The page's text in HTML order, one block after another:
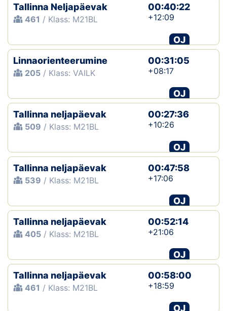
Tallinna Neljapäevak
461 / Klass: M21BL
00:40:22
+12:09
OJ
Linnaorienteerumine
205 / Klass: VAILK
00:31:05
+08:17
OJ
Tallinna neljapäevak
509 / Klass: M21BL
00:27:36
+10:26
OJ
Tallinna neljapäevak
539 / Klass: M21BL
00:47:58
+17:06
OJ
Tallinna neljapäevak
405 / Klass: M21BL
00:52:14
+21:06
OJ
Tallinna neljapäevak
461 / Klass: M21BL
00:58:00
+18:59
OJ